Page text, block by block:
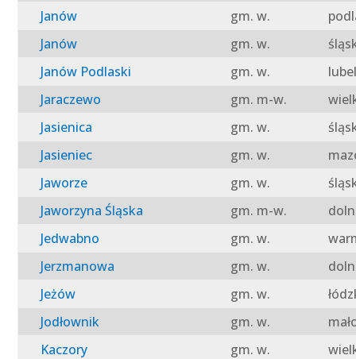
Janów gm. w.
Janów
gm. w.
Janów Podlaski
gm. w.
Jaraczewo
gm. m-w.
Jasienica
gm. w.
Jasieniec
gm. w.
Jaworze
gm. w.
Jaworzyna Śląska
gm. m-w.
Jedwabno
gm. w.
Jerzmanowa
gm. w.
Jeżów
gm. w.
Jodłownik
gm. w.
Kaczory
gm. w.